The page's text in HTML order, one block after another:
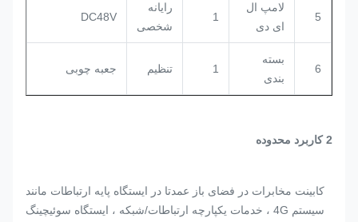
5
لامپ ال
ای دی
1
رایانه
شخصی
DC48V
6
بسته
بندی
1 تنظیم جعبه چوبی
2 کاربرد محدوده
کابینت مخابرات در فضای باز عمدتا در ایستگاه پایه ارتباطات مانند
سیستم 4G ، خدمات یکپارچه ارتباطات/شبکه ​​، ایستگاه سوئیچینگ